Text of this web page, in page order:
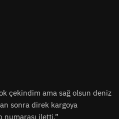
çekindim ama sağ olsun deniz
sonra direk kargoya
iletti.”